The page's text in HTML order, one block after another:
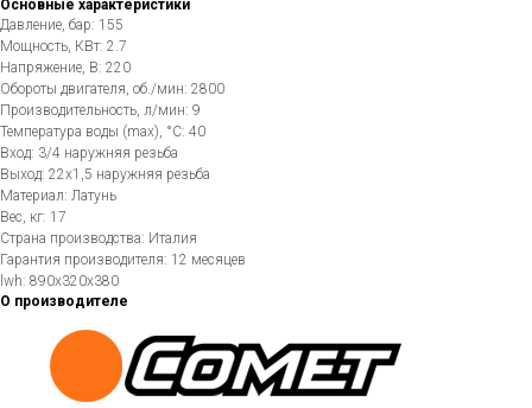
Основные характеристики
Давление, бар: 155
Мощность, КВт: 2.7
Напряжение, В: 220
Обороты двигателя, об./мин: 2800
Производительность, л/мин: 9
Температура воды (max), °C: 40
Вход: 3/4 наружняя резьба
Выход: 22х1,5 наружняя резьба
Материал: Латунь
Вес, кг: 17
Страна производства: Италия
Гарантия производителя: 12 месяцев
lwh: 890x320x380
О производителе